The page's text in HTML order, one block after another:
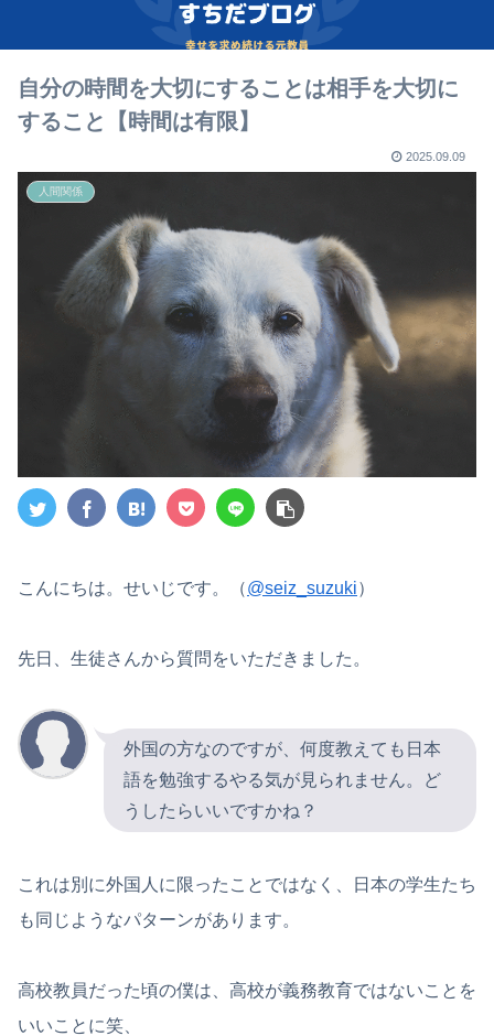
自分の時間を大切にすることは相手を大切に
すること【時間は有限】
2025.09.09
人間関係
こんにちは。せいじです。（@seiz_suzuki）
先日、生徒さんから質問をいただきました。
外国の方なのですが、何度教えても日本
語を勉強するやる気が見られません。ど
うしたらいいですかね？
これは別に外国人に限ったことではなく、日本の学生たち
も同じようなパターンがあります。
高校教員だった頃の僕は、高校が義務教育ではないことを
いいことに笑、